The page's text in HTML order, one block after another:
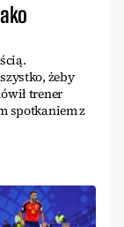
żeby
trener
spotkaniem z